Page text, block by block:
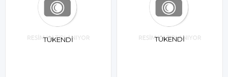
TÜKENDI TÜKENDI